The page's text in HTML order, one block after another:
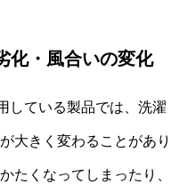
化・風合いの変化
している製品では、洗濯
大きく変わることがあり
たくなってしまったり、